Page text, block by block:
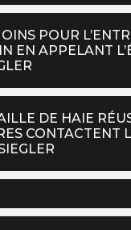
POUR
EN APPELANT
DE HAIE
CONTACTENT